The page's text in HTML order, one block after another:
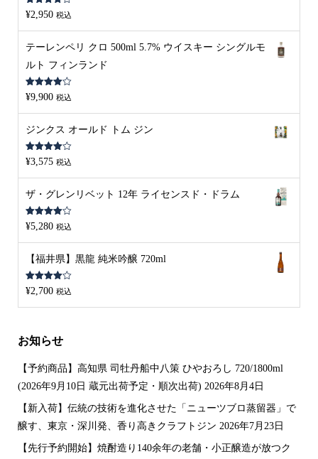
5段階中
4.00の評
¥2,950 税込
テーレンペリ クロ 500ml 5.7% ウイスキー シングルモ
ルト フィンランド
5段階中
4.00の評
¥9,900 税込
ジンクス オールド トム ジン
5段階中
4.00の評
¥3,575 税込
ザ・グレンリベット 12年 ライセンスド・ドラム
5段階中
4.00の評
¥5,280 税込
【福井県】黒龍 純米吟醸 720ml
5段階中
4.00の評
¥2,700 税込
お知らせ
【予約商品】高知県 司牡丹船中八策 ひやおろし 720/1800ml
(2026年9月10日 蔵元出荷予定・順次出荷) 2026年8月4日
【新入荷】伝統の技術を進化させた「ニューツブロ蒸留器」で
醸す、東京・深川発、香り高きクラフトジン 2026年7月23日
【先行予約開始】焼酎造り140余年の老舗・小正醸造が放つク